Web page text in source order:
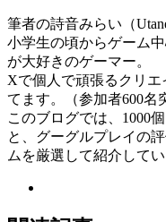
筆者の詩音みらい（
小学生の頃からゲーム
が大好きのゲーマー。
Xで個人で頑張るクリ
てます。（参加者600名
このブログでは、1000
と、グーグルプレイの
ムを厳選して紹介して